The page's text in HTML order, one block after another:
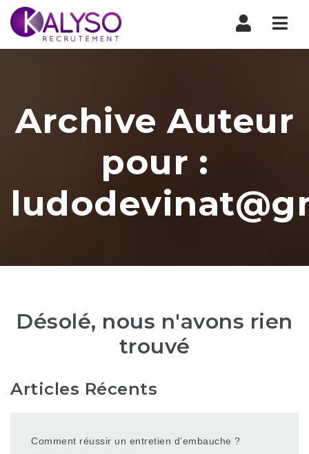
Archive Auteur
pour :
Désolé, nous n'avons rien
trouvé
Articles Récents
Comment réussir un entretien d’embauche ?